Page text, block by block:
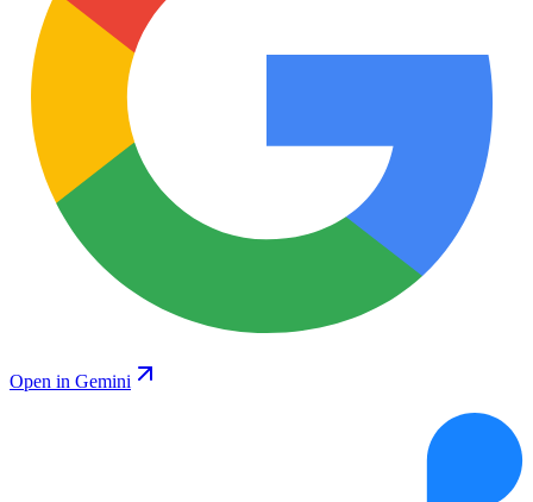
Open in Gemini